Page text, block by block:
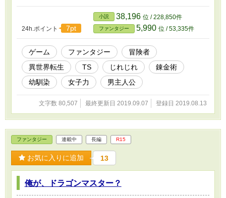
ださい。 ※小説家になろうでもタイトル違いで
掲載しています。
24h.ポイント 7pt
小説 38,196 位 / 228,850件
ファンタジー 5,990 位 / 53,335件
ゲーム ファンタジー
冒険者
異世界転生
TS じれじれ
錬金術
幼馴染
女子力 男主人公
文字数 80,507 最終更新日 2019.09.07 登録日 2019.08.13
ファンタジー 連載中 長編 R15
お気に入りに追加 13
俺が、ドラゴンマスター？